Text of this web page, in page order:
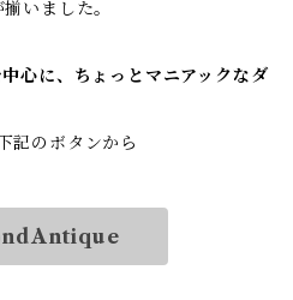
いました。
心に、ちょっとマニアックなダ
記のボタンから